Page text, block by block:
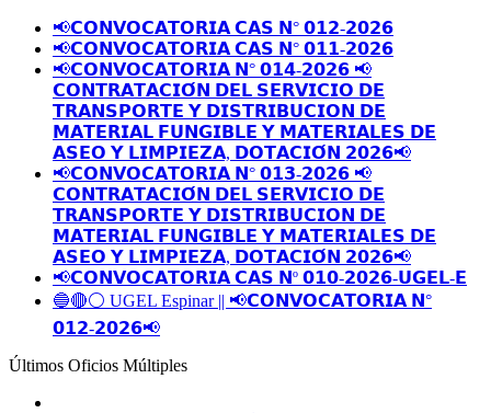
📢𝗖𝗢𝗡𝗩𝗢𝗖𝗔𝗧𝗢𝗥𝗜𝗔 𝗖𝗔𝗦 𝗡° 𝟬𝟭𝟮-𝟮𝟬𝟮𝟲
📢𝗖𝗢𝗡𝗩𝗢𝗖𝗔𝗧𝗢𝗥𝗜𝗔 𝗖𝗔𝗦 𝗡° 𝟬𝟭𝟭-𝟮𝟬𝟮𝟲
📢𝗖𝗢𝗡𝗩𝗢𝗖𝗔𝗧𝗢𝗥𝗜𝗔 𝗡° 𝟬𝟭𝟰-𝟮𝟬𝟮𝟲 📢
𝗖𝗢𝗡𝗧𝗥𝗔𝗧𝗔𝗖𝗜𝗢́𝗡 𝗗𝗘𝗟 𝗦𝗘𝗥𝗩𝗜𝗖𝗜𝗢 𝗗𝗘
𝗧𝗥𝗔𝗡𝗦𝗣𝗢𝗥𝗧𝗘 𝗬 𝗗𝗜𝗦𝗧𝗥𝗜𝗕𝗨𝗖𝗜𝗢𝗡 𝗗𝗘
𝗠𝗔𝗧𝗘𝗥𝗜𝗔𝗟 𝗙𝗨𝗡𝗚𝗜𝗕𝗟𝗘 𝗬 𝗠𝗔𝗧𝗘𝗥𝗜𝗔𝗟𝗘𝗦 𝗗𝗘
𝗔𝗦𝗘𝗢 𝗬 𝗟𝗜𝗠𝗣𝗜𝗘𝗭𝗔, 𝗗𝗢𝗧𝗔𝗖𝗜𝗢́𝗡 𝟮𝟬𝟮𝟲📢
📢𝗖𝗢𝗡𝗩𝗢𝗖𝗔𝗧𝗢𝗥𝗜𝗔 𝗡° 𝟬𝟭𝟯-𝟮𝟬𝟮𝟲 📢
𝗖𝗢𝗡𝗧𝗥𝗔𝗧𝗔𝗖𝗜𝗢́𝗡 𝗗𝗘𝗟 𝗦𝗘𝗥𝗩𝗜𝗖𝗜𝗢 𝗗𝗘
𝗧𝗥𝗔𝗡𝗦𝗣𝗢𝗥𝗧𝗘 𝗬 𝗗𝗜𝗦𝗧𝗥𝗜𝗕𝗨𝗖𝗜𝗢𝗡 𝗗𝗘
𝗠𝗔𝗧𝗘𝗥𝗜𝗔𝗟 𝗙𝗨𝗡𝗚𝗜𝗕𝗟𝗘 𝗬 𝗠𝗔𝗧𝗘𝗥𝗜𝗔𝗟𝗘𝗦 𝗗𝗘
𝗔𝗦𝗘𝗢 𝗬 𝗟𝗜𝗠𝗣𝗜𝗘𝗭𝗔, 𝗗𝗢𝗧𝗔𝗖𝗜𝗢́𝗡 𝟮𝟬𝟮𝟲📢
📢𝗖𝗢𝗡𝗩𝗢𝗖𝗔𝗧𝗢𝗥𝗜𝗔 𝗖𝗔𝗦 𝗡º 𝟬𝟭𝟬-𝟮𝟬𝟮𝟲-𝗨𝗚𝗘𝗟-𝗘
🔵🔴⚪️ UGEL Espinar || 📢𝗖𝗢𝗡𝗩𝗢𝗖𝗔𝗧𝗢𝗥𝗜𝗔 𝗡°
𝟬𝟭𝟮-𝟮𝟬𝟮𝟲📢
Últimos Oficios Múltiples